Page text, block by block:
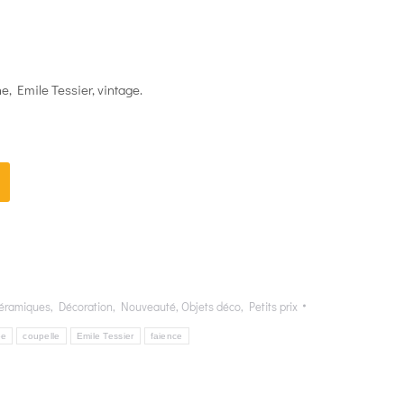
Emile Tessier, vintage.
, Décoration, Nouveauté, Objets déco, Petits prix
coupelle Emile Tessier faience